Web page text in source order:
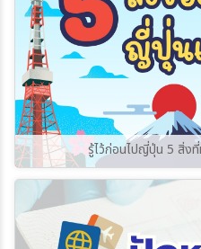
รู้ไว้ก่อนไปญี่ปุ่น 5 สิ่งที่